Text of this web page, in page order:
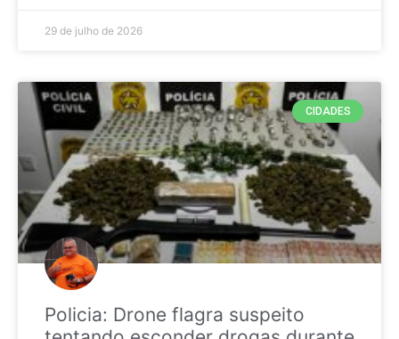
29 de julho de 2026
CIDADES
Policia: Drone flagra suspeito